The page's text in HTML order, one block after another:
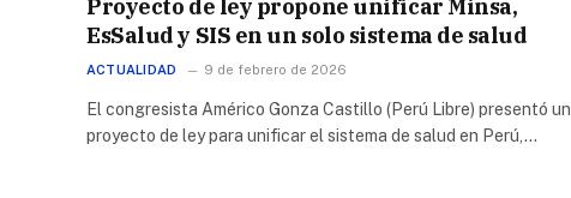
Proyecto de ley propone unificar Minsa,
EsSalud y SIS en un solo sistema de salud
ACTUALIDAD 9 de febrero de 2026
El congresista Américo Gonza Castillo (Perú Libre) presentó un
proyecto de ley para unificar el sistema de salud en Perú,…